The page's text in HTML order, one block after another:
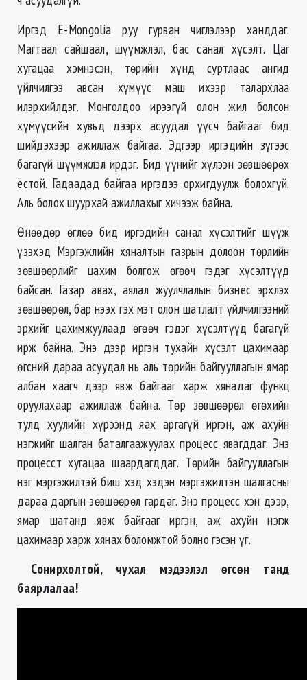
Иргэд E-Mongolia руу гурван чиглэлээр ханддаг.
Магтаал сайшаал, шүүмжлэл, бас санал хүсэлт. Цаг
хугацаа хэмнэсэн, төрийн хүнд суртлаас ангид
үйлчилгээ авсан хүмүүс маш ихээр талархлаа
илэрхийлдэг. Монголдоо ирээгүй олон жил болсон
хүмүүсийн хувьд дээрх асуудал үүсч байгааг бид
шийдэхээр ажиллаж байгаа. Эдгээр иргэдийн зүгээс
багагүй шүүмжлэл ирдэг. Бид үүнийг хүлээн зөвшөөрөх
ёстой. Гадаадад байгаа иргэдээ орхигдуулж болохгүй.
Аль болох шуурхай ажиллахыг хичээж байна.
Өнөөдөр өглөө бид иргэдийн санал хүсэлтийг шүүж
үзэхэд Мэргэжлийн хяналтын газрын долоон төрлийн
зөвшөөрлийг цахим болгож өгөөч гэдэг хүсэлтүүд
байсан. Газар авах, аялал жуулчлалын бизнес эрхлэх
зөвшөөрөл, бар нээх гэх мэт олон шатлалт үйлчилгээний
эрхийг цахимжуулаад өгөөч гэдэг хүсэлтүүд багагүй
ирж байна. Энэ дээр иргэн тухайн хүсэлт цахимаар
өгсний дараа асуудал нь аль төрийн байгууллагын ямар
албан хаагч дээр явж байгааг харж хянадаг функц
оруулахаар ажиллаж байна. Төр зөвшөөрөл өгөхийн
тулд хуулийн хүрээнд яах аргагүй иргэн, аж ахуйн
нэгжийг шалган баталгаажуулах процесс явагддаг. Энэ
процесст хугацаа шаардагддаг. Төрийн байгууллагын
нэг мэргэжилтэй биш хэд хэдэн мэргэжилтэн шалгасны
дараа даргын зөвшөөрөл гардаг. Энэ процесс хэн дээр,
ямар шатанд явж байгааг иргэн, аж ахуйн нэгж
цахимаар харж хянах боломжтой болно гэсэн үг.
Сонирхолтой, чухал мэдээлэл өгсөн танд
баярлалаа!